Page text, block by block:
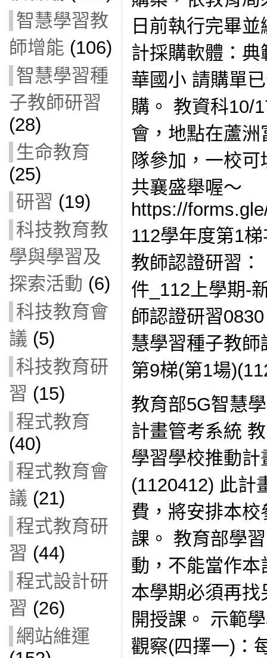
智慧學習教
師增能 (106)
智慧學習種
子教師研習
(28)
生命教育
(25)
研習 (19)
科技教育教
學與學習及
探索活動 (6)
科技教育會
議 (5)
科技教育研
習 (15)
程式教育
(40)
程式教育會
議 (21)
程式教育研
習 (44)
程式設計研
習 (26)
網站維運
日前執行完畢
計採購軟體：
華國小 請購單
購。 教資科10/
會，地點在蘆
隊參加，一校
共襄盛舉喔～
https://
112學年度第1
教師認證研習
件_112上學期-
師認證研習
慧學習種子教
第9梯(第1場
教育部5G智慧
計畫管考系統
學習學校推動
(1120412) 此計
費，將安排本
課。 教育部學
動，不能當作
本學期必須再
開授課。 示範
觀察(四擇一)：